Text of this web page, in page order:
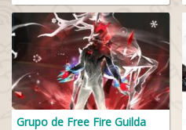
Grupo de Free Fire Guilda